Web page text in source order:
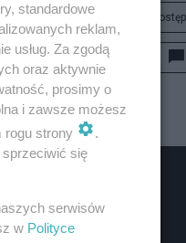
Rozmaitości
Podróże
standardowe
reklam,
usług. Za zgodą
oraz aktywnie
prosimy o
i zawsze możesz
rogu strony
.
się
serwisów
w Polityce